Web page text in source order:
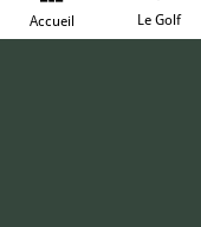
Accueil Le Golf